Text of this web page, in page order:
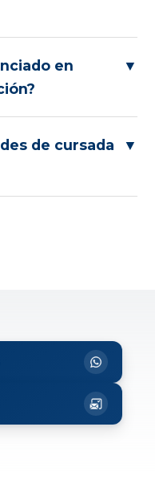
en
▼
de cursada
▼